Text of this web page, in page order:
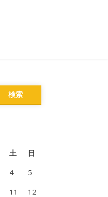
土
日
4
5
11
12